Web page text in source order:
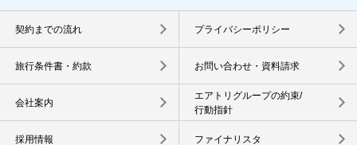
契約までの流れ プライバシーポリシー
旅行条件書・約款 お問い合わせ・資料請求
会社案内
エアトリグループの約束/
行動指針
採用情報 ファイナリスタ